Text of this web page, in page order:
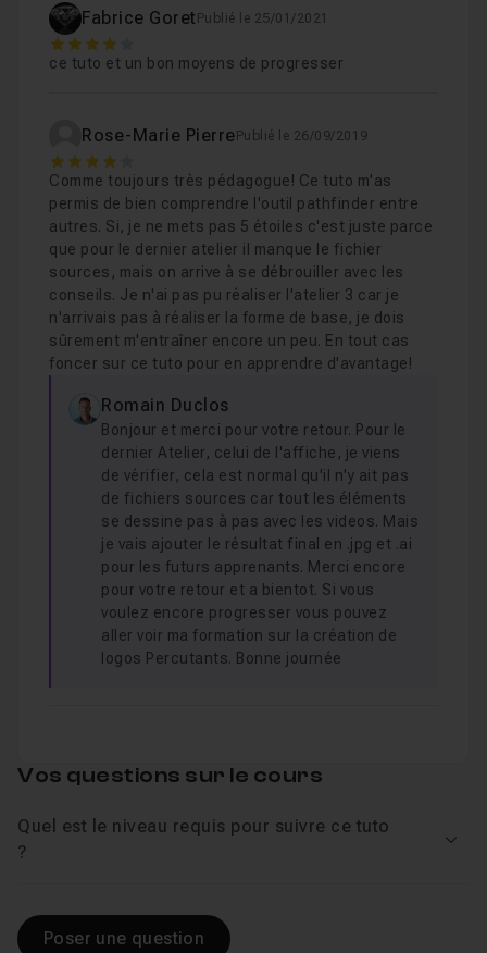
Chapitre 8 : Création d'objet 3D 15m46
Chapitre 10 : Autres...
Chapitre 11 : Les nouveautés Illustrator 2019
Chapitre 12 : ATELIER 2 - Créer une mosaïque
Chapitre 13 : ATELIER 3 - Création logo complexe
Chapitre 14 : ATELIER 4 - Lettrage en 3D 11m56
Chapitre 15 : ATELIERS 5 - Objet 3D - Bouteille Coca
Chapitre 16 : ATELIER 6 - Ecrire de façon originale
Chapitre 17 : ATELIER 7 - AFFICHE 20m54
Fabrice Goret Publié le 25/01/2021
4
ce tuto et un bon moyens de progresser
Rose-Marie Pierre Publié le 26/09/2019
4
Comme toujours très pédagogue! Ce tuto m'as
permis de bien comprendre l'outil pathfinder entre
autres. Si, je ne mets pas 5 étoiles c'est juste parce
que pour le dernier atelier il manque le fichier
sources, mais on arrive à se débrouiller avec les
conseils. Je n'ai pas pu réaliser l'atelier 3 car je
n'arrivais pas à réaliser la forme de base, je dois
sûrement m'entraîner encore un peu. En tout cas
foncer sur ce tuto pour en apprendre d'avantage!
Romain Duclos
Bonjour et merci pour votre retour. Pour le
dernier Atelier, celui de l'affiche, je viens
de vérifier, cela est normal qu'il n'y ait pas
de fichiers sources car tout les éléments
se dessine pas à pas avec les videos. Mais
je vais ajouter le résultat final en .jpg et .ai
pour les futurs apprenants. Merci encore
pour votre retour et a bientot. Si vous
voulez encore progresser vous pouvez
aller voir ma formation sur la création de
logos Percutants. Bonne journée
Vos questions sur le cours
Quel est le niveau requis pour suivre ce tuto
?
Poser une question